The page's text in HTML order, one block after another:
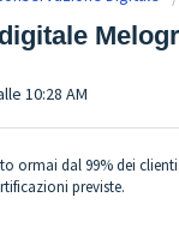
10:28 AM
ormai dal 99% dei
previste.